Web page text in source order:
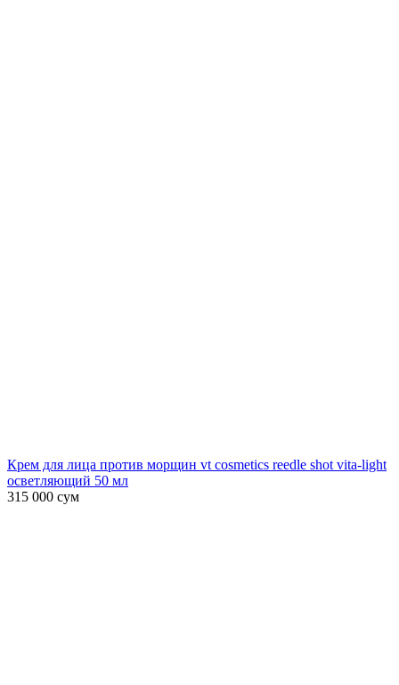
Крем для лица против морщин vt cosmetics reedle shot vita-light
осветляющий 50 мл
315 000 сум